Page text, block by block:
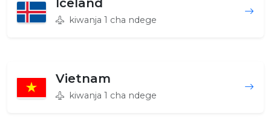
Iceland
kiwanja 1 cha ndege
Vietnam
kiwanja 1 cha ndege